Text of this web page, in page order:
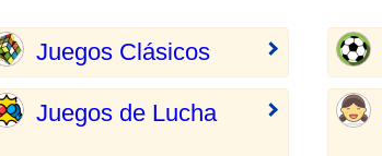
Juegos Clásicos
Juegos de Lucha